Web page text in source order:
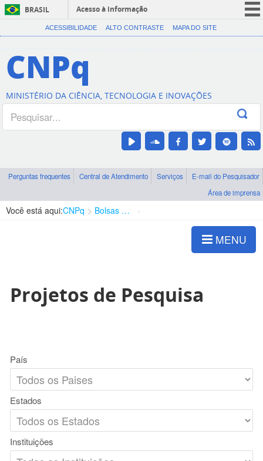
BRASIL
Acesso à informação
CORONAVÍRUS (COVID-19)
Canais
ACESSIBILIDADE ALTO CONTRASTE MAPA DO SITE
CNPq
MINISTÉRIO DA CIÊNCIA, TECNOLOGIA E INOVAÇÕES
Perguntas frequentes Central de Atendimento Serviços
E-mail do Pesquisador
Área de imprensa
Você está aqui:CNPq Bolsas e Auxílios Vigentes
MENU
Projetos de Pesquisa
País
Estados
Instituições